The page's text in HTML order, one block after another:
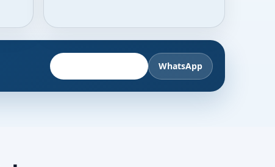
WhatsApp